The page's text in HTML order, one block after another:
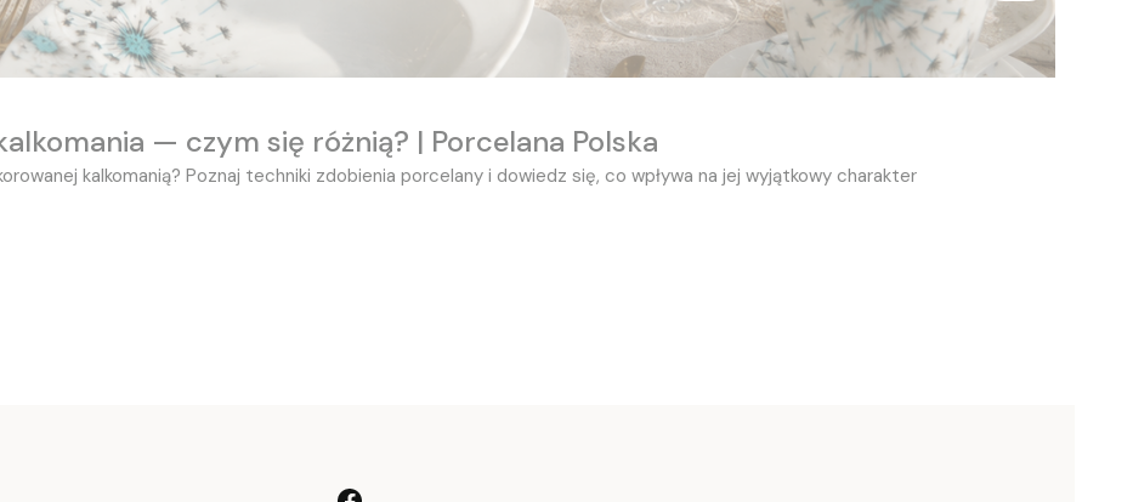
— czym się różnią? | Porcelana Polska
kalkomanią? Poznaj techniki zdobienia porcelany i dowiedz się, co wpływa na jej wyjątkowy charakter